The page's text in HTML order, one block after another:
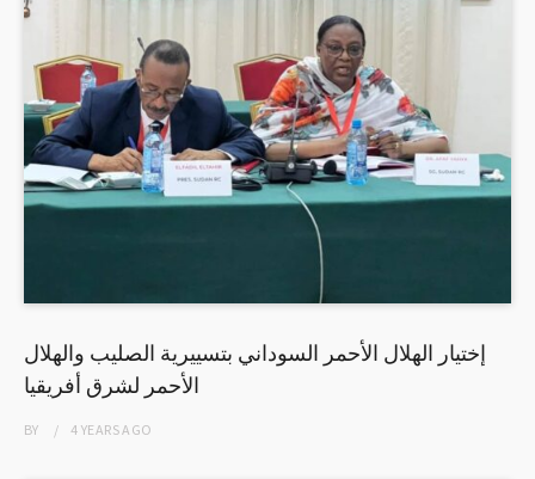
إختيار الهلال الأحمر السوداني بتسييرية الصليب والهلال
الأحمر لشرق أفريقيا
BY 4 YEARSAGO